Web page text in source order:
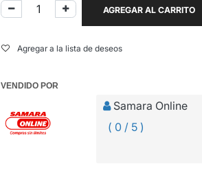
AGREGAR AL CARRITO
Agregar a la lista de deseos
VENDIDO POR
Samara Online
( 0 / 5 )